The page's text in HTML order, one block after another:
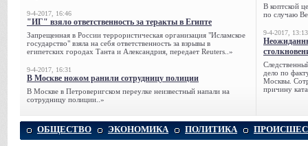
9-4-2017, 16:46
"ИГ" взяло ответственность за теракты в Египте
Запрещенная в России террористическая организация "Исламское
государство" взяла на себя ответственность за взрывы в
египетских городах Танта и Александрия, передает Reuters..»
9-4-2017, 16:31
В Москве ножом ранили сотрудницу полиции
В Москве в Петроверигском переулке неизвестный напали на
сотрудницу полиции..»
В коптской
по случаю
9-4-2017, 13:13
дело по
Москвы.
причину
ОБЩЕСТВО ЭКОНОМИКА ПОЛИТИКА